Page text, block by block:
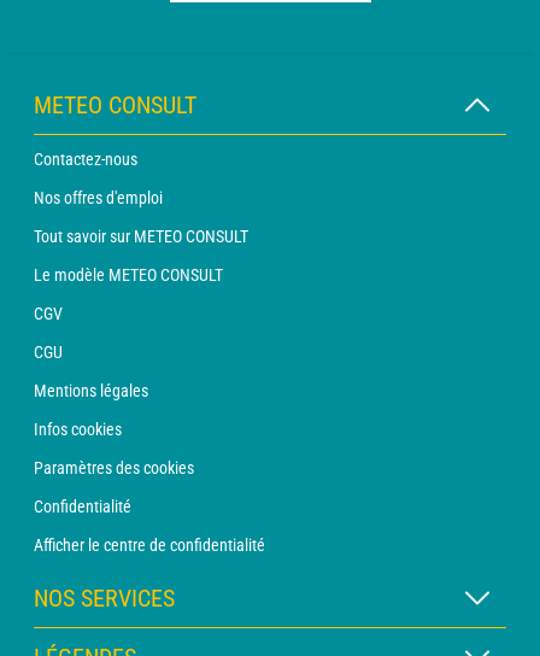
METEO CONSULT
Contactez-nous
Nos offres d'emploi
Tout savoir sur METEO CONSULT
Le modèle METEO CONSULT
CGV
CGU
Mentions légales
Infos cookies
Paramètres des cookies
Confidentialité
Afficher le centre de confidentialité
NOS SERVICES
Abonnement METEO Xpert